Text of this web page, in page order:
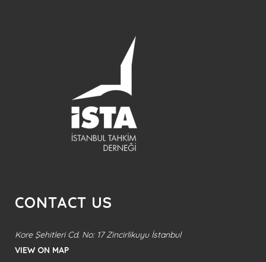
CONTACT US
Kore Şehitleri Cd. No: 17 Zincirlikuyu İstanbul
VIEW ON MAP